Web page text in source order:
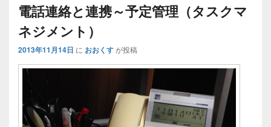
電話連絡と連携～予定管理（タスクマ
ネジメント）
2013年11月14日 に おおくすが投稿